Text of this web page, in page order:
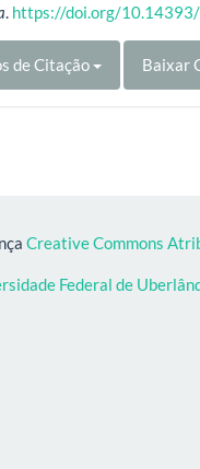
https://doi.org/
de Citação Baixar
Creative Commons
Federal de